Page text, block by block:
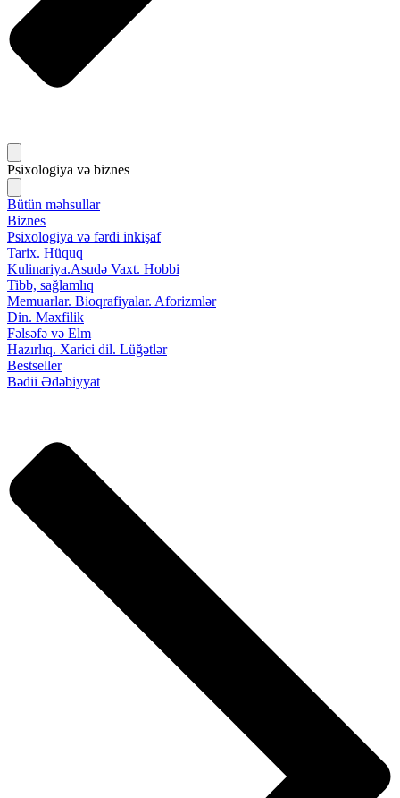
Psixologiya və biznes
Bütün məhsullar
Biznes
Psixologiya və fərdi inkişaf
Tarix. Hüquq
Kulinariya.Asudə Vaxt. Hobbi
Tibb, sağlamlıq
Memuarlar. Bioqrafiyalar. Aforizmlər
Din. Məxfilik
Fəlsəfə və Elm
Hazırlıq. Xarici dil. Lüğətlər
Bestseller
Bədii Ədəbiyyat